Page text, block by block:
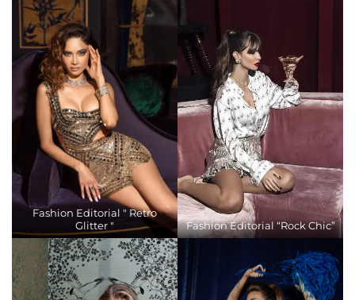
Fashion Editorial " Retro
Glitter "
Fashion Editorial “Rock Chic”